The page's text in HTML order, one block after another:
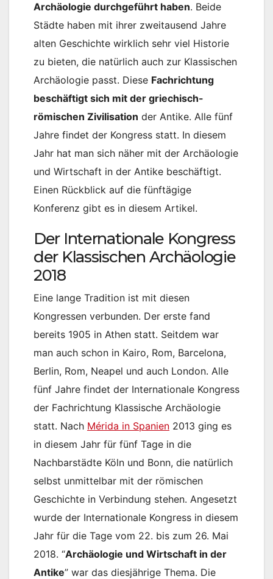
Archäologie durchgeführt haben. Beide
Städte haben mit ihrer zweitausend Jahre
alten Geschichte wirklich sehr viel Historie
zu bieten, die natürlich auch zur Klassischen
Archäologie passt. Diese Fachrichtung
beschäftigt sich mit der griechisch-
römischen Zivilisation der Antike. Alle fünf
Jahre findet der Kongress statt. In diesem
Jahr hat man sich näher mit der Archäologie
und Wirtschaft in der Antike beschäftigt.
Einen Rückblick auf die fünftägige
Konferenz gibt es in diesem Artikel.
Der Internationale Kongress
der Klassischen Archäologie
2018
Eine lange Tradition ist mit diesen
Kongressen verbunden. Der erste fand
bereits 1905 in Athen statt. Seitdem war
man auch schon in Kairo, Rom, Barcelona,
Berlin, Rom, Neapel und auch London. Alle
fünf Jahre findet der Internationale Kongress
der Fachrichtung Klassische Archäologie
statt. Nach Mérida in Spanien 2013 ging es
in diesem Jahr für fünf Tage in die
Nachbarstädte Köln und Bonn, die natürlich
selbst unmittelbar mit der römischen
Geschichte in Verbindung stehen. Angesetzt
wurde der Internationale Kongress in diesem
Jahr für die Tage vom 22. bis zum 26. Mai
2018. “Archäologie und Wirtschaft in der
Antike” war das diesjährige Thema. Die